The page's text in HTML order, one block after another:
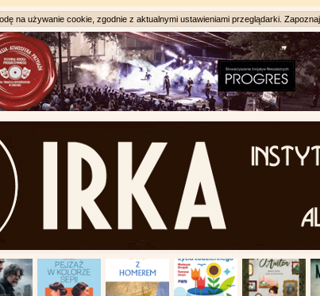
na używanie cookie, zgodnie z aktualnymi ustawieniami przeglądarki.